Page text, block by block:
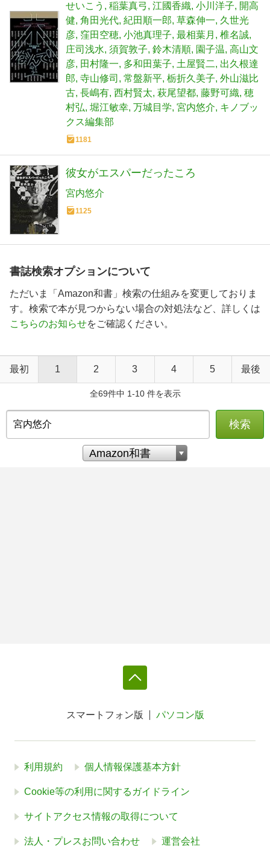
せいこう
稲葉真弓 江國香織 小川洋子
開高
健 角田光代 紀田順一郎 草森伸一 久世光
彦 窪田空穂 小池真理子 最相葉月
椎名誠
庄司浅水 須賀敦子 鈴木清順 園子温 高山文
彦 田村隆一 多和田葉子 土屋賢二
出久根達
郎 寺山修司 常盤新平 栃折久美子 外山滋比
古 長嶋有 西村賢太 萩尾望都 藤野可織 穂
村弘 堀江敏幸 万城目学 宮内悠介 キノブッ
クス編集部
1181
彼女がエスパーだったころ
宮内悠介
1125
書誌検索オプションについて
ただいま「Amazon和書」検索の仕組みを変更しておりま
す。検索で本が見つからない場合の対処法など、詳しくは
こちらのお知らせをご確認ください。
最初 1 2 3 4 5 最後
全69件中 1-10 件を表示
検索
スマートフォン版 パソコン版
利用規約 個人情報保護基本方針
Cookie等の利用に関するガイドライン
サイトアクセス情報の取得について
法人・プレスお問い合わせ 運営会社